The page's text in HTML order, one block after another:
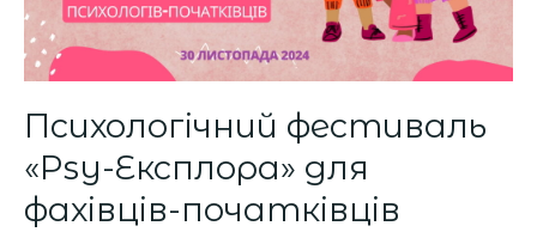
Психологічний фестиваль
«Psy-Експлора» для
фахівців-початківців